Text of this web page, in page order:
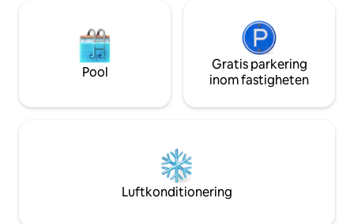
Pool
Gratis parkering
inom fastigheten
Luftkonditionering